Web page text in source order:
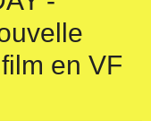
en VF